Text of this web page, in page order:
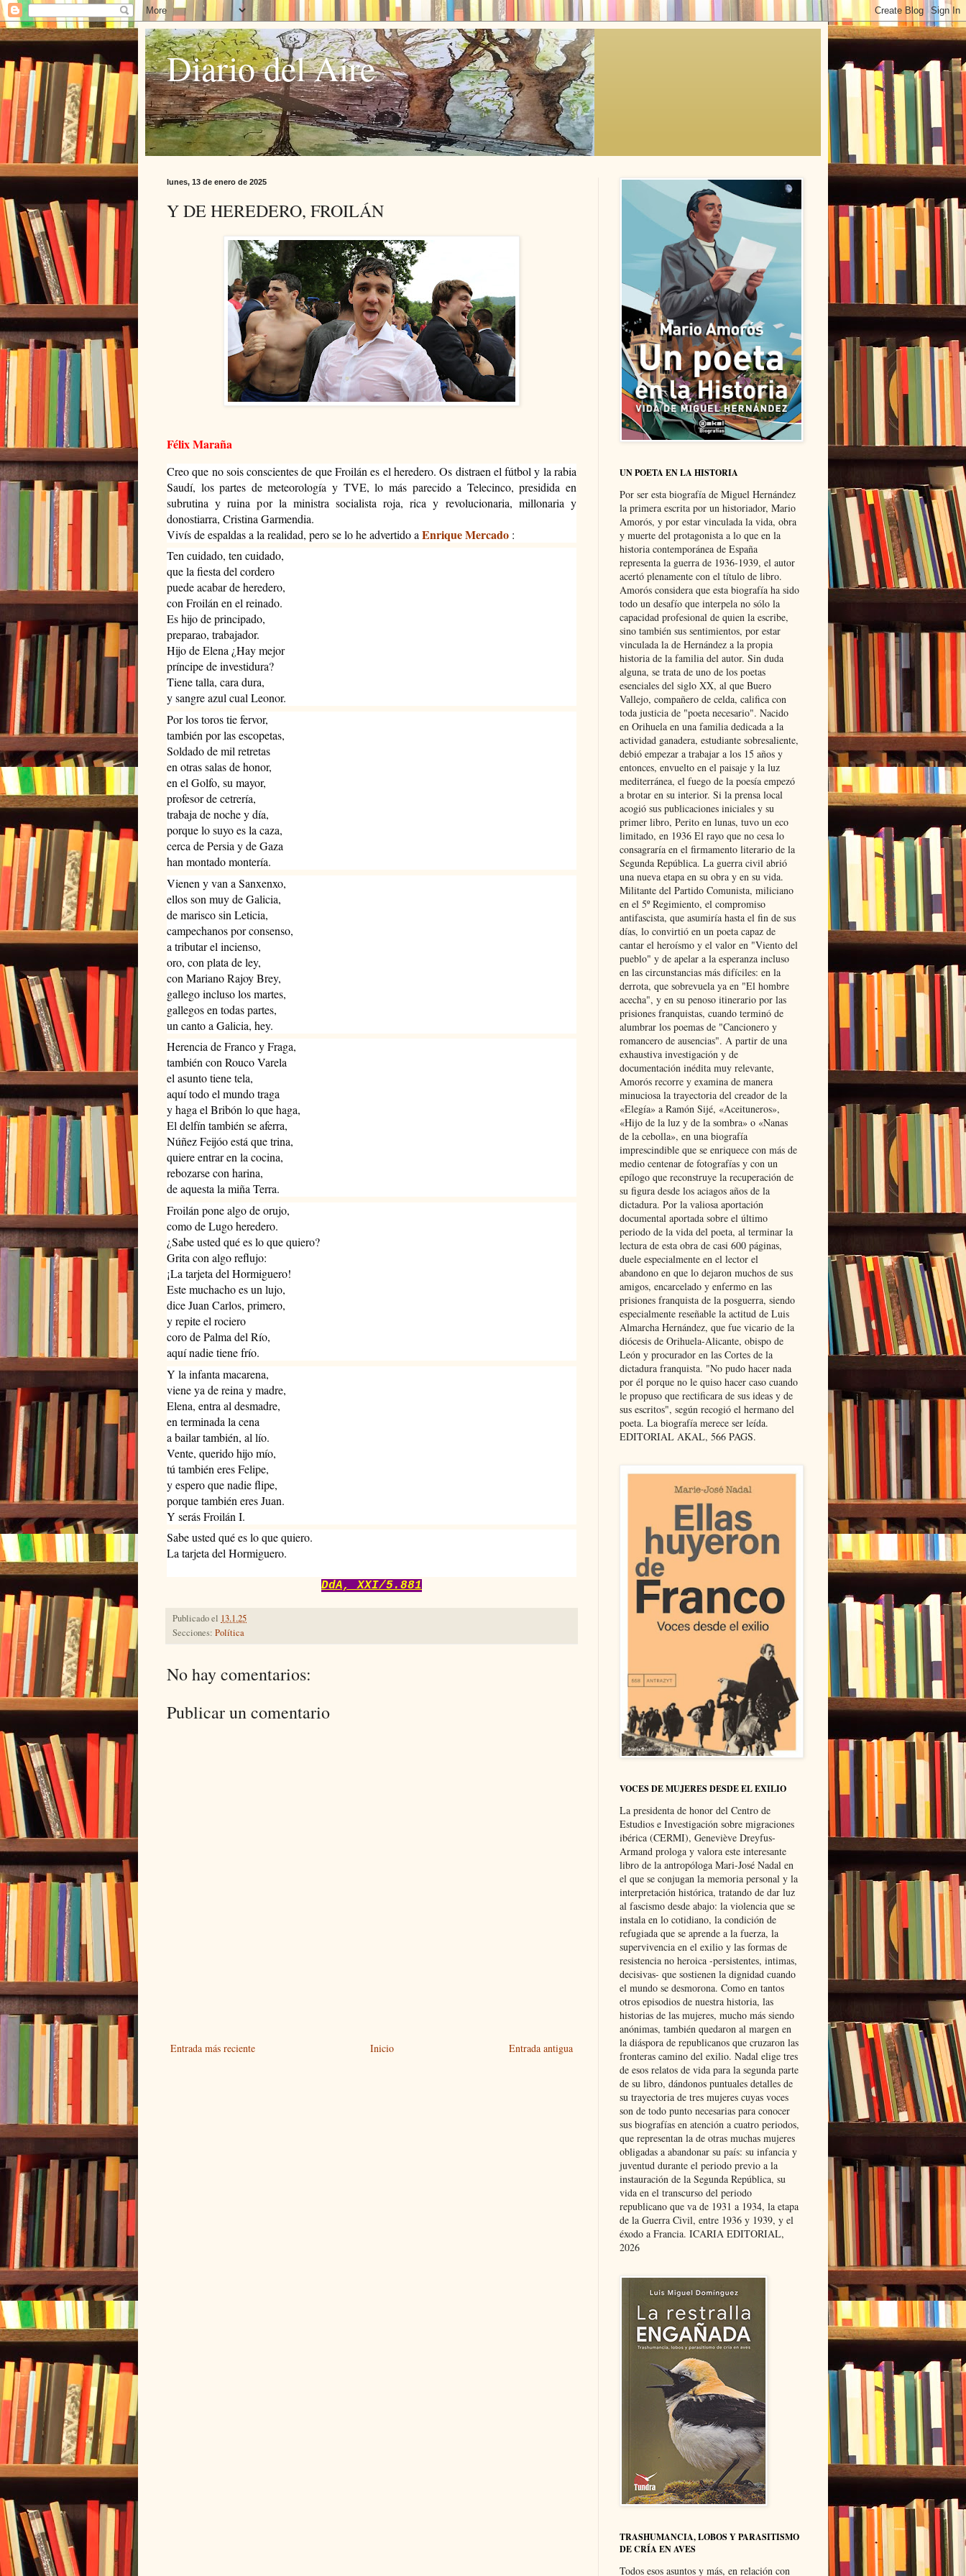
Diario del Aire
lunes, 13 de enero de 2025
Y DE HEREDERO, FROILÁN
Félix Maraña
Creo que no sois conscientes de que Froilán es el heredero. Os distraen el fútbol y la rabia
Saudí, los partes de meteorología y TVE, lo más parecido a Telecinco, presidida en
subrutina y ruina por la ministra socialista roja, rica y revolucionaria, millonaria y
donostiarra, Cristina Garmendia.
Vivís de espaldas a la realidad, pero se lo he advertido a Enrique Mercado :
Tencuidado, ten cuidado,
que la fiesta del cordero
puede acabar de heredero,
con Froilán en el reinado.
Es hijo de principado,
preparao, trabajador.
Hijo de Elena ¿Hay mejor
príncipe de investidura?
Tiene talla, cara dura,
y sangre azul cual Leonor.
Por los toros tie fervor,
también por las escopetas,
Soldado de mil retretas
en otras salas de honor,
en el Golfo, su mayor,
profesor de cetrería,
trabaja de noche y día,
porque lo suyo es la caza,
cerca de Persia y de Gaza
han montado montería.
Vienen y van a Sanxenxo,
ellos son muy de Galicia,
de marisco sin Leticia,
campechanos por consenso,
a tributar el incienso,
oro, con plata de ley,
con Mariano Rajoy Brey,
gallego incluso los martes,
gallegos en todas partes,
un canto a Galicia, hey.
Herencia de Franco y Fraga,
también con Rouco Varela
el asunto tiene tela,
aquí todo el mundo traga
y haga el Bribón lo que haga,
El delfín también se aferra,
Núñez Feijóo está que trina,
quiere entrar en la cocina,
rebozarse con harina,
de aquesta la miña Terra.
Froilán pone algo de orujo,
como de Lugo heredero.
¿Sabe usted qué es lo que quiero?
Grita con algo reflujo:
¡La tarjeta del Hormiguero!
Este muchacho es un lujo,
dice Juan Carlos, primero,
y repite el rociero
coro de Palma del Río,
aquí nadie tiene frío.
Y la infanta macarena,
viene ya de reina y madre,
Elena, entra al desmadre,
en terminada la cena
a bailar también, al lío.
Vente, querido hijo mío,
tú también eres Felipe,
y espero que nadie flipe,
porque también eres Juan.
Y serás Froilán I.
Sabe usted qué es lo que quiero.
La tarjeta del Hormiguero.
DdA, XXI/5.881
Publicado el 13.1.25
Secciones: Política
No hay comentarios:
Publicar un comentario
Entrada más reciente Entrada antigua
Inicio
UN POETA EN LA HISTORIA
Por ser esta biografía de Miguel Hernández
la primera escrita por un historiador, Mario
Amorós, y por estar vinculada la vida, obra
y muerte del protagonista a lo que en la
historia contemporánea de España
representa la guerra de 1936-1939, el autor
acertó plenamente con el título de libro.
Amorós considera que esta biografía ha sido
todo un desafío que interpela no sólo la
capacidad profesional de quien la escribe,
sino también sus sentimientos, por estar
vinculada la de Hernández a la propia
historia de la familia del autor. Sin duda
alguna, se trata de uno de los poetas
esenciales del siglo XX, al que Buero
Vallejo, compañero de celda, califica con
toda justicia de "poeta necesario". Nacido
en Orihuela en una familia dedicada a la
actividad ganadera, estudiante sobresaliente,
debió empezar a trabajar a los 15 años y
entonces, envuelto en el paisaje y la luz
mediterránea, el fuego de la poesía empezó
a brotar en su interior. Si la prensa local
acogió sus publicaciones iniciales y su
primer libro, Perito en lunas, tuvo un eco
limitado, en 1936 El rayo que no cesa lo
consagraría en el firmamento literario de la
Segunda República. La guerra civil abrió
una nueva etapa en su obra y en su vida.
Militante del Partido Comunista, miliciano
en el 5º Regimiento, el compromiso
antifascista, que asumiría hasta el fin de sus
días, lo convirtió en un poeta capaz de
cantar el heroísmo y el valor en "Viento del
pueblo" y de apelar a la esperanza incluso
en las circunstancias más difíciles: en la
derrota, que sobrevuela ya en "El hombre
acecha", y en su penoso itinerario por las
prisiones franquistas, cuando terminó de
alumbrar los poemas de "Cancionero y
romancero de ausencias". A partir de una
exhaustiva investigación y de
documentación inédita muy relevante,
Amorós recorre y examina de manera
minuciosa la trayectoria del creador de la
«Elegía» a Ramón Sijé, «Aceituneros»,
«Hijo de la luz y de la sombra» o «Nanas
de la cebolla», en una biografía
imprescindible que se enriquece con más de
medio centenar de fotografías y con un
epílogo que reconstruye la recuperación de
su figura desde los aciagos años de la
dictadura. Por la valiosa aportación
documental aportada sobre el último
periodo de la vida del poeta, al terminar la
lectura de esta obra de casi 600 páginas,
duele especialmente en el lector el
abandono en que lo dejaron muchos de sus
amigos, encarcelado y enfermo en las
prisiones franquista de la posguerra, siendo
especialmente reseñable la actitud de Luis
Almarcha Hernández, que fue vicario de la
diócesis de Orihuela-Alicante, obispo de
León y procurador en las Cortes de la
dictadura franquista. "No pudo hacer nada
por él porque no le quiso hacer caso cuando
le propuso que rectificara de sus ideas y de
sus escritos", según recogió el hermano del
poeta. La biografía merece ser leída.
EDITORIAL AKAL, 566 PAGS.
VOCES DE MUJERES DESDE EL EXILIO
La presidenta de honor del Centro de
Estudios e Investigación sobre migraciones
ibérica (CERMI), Geneviève Dreyfus-
Armand prologa y valora este interesante
libro de la antropóloga Mari-José Nadal en
el que se conjugan la memoria personal y la
interpretación histórica, tratando de dar luz
al fascismo desde abajo: la violencia que se
instala en lo cotidiano, la condición de
refugiada que se aprende a la fuerza, la
supervivencia en el exilio y las formas de
resistencia no heroica -persistentes, intimas,
decisivas- que sostienen la dignidad cuando
el mundo se desmorona. Como en tantos
otros episodios de nuestra historia, las
historias de las mujeres, mucho más siendo
anónimas, también quedaron al margen en
la diáspora de republicanos que cruzaron las
fronteras camino del exilio. Nadal elige tres
de esos relatos de vida para la segunda parte
de su libro, dándonos puntuales detalles de
su trayectoria de tres mujeres cuyas voces
son de todo punto necesarias para conocer
sus biografías en atención a cuatro periodos,
que representan la de otras muchas mujeres
obligadas a abandonar su país: su infancia y
juventud durante el periodo previo a la
instauración de la Segunda República, su
vida en el transcurso del periodo
republicano que va de 1931 a 1934, la etapa
de la Guerra Civil, entre 1936 y 1939, y el
éxodo a Francia. ICARIA EDITORIAL,
2026
TRASHUMANCIA, LOBOS Y PARASITISMO
DE CRÍA EN AVES
Todos esos asuntos y más, en relación con